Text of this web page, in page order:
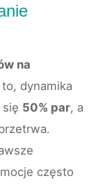
na
dynamika
50% par, a
często